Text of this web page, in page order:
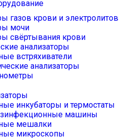
газов крови и электролитов
мочи
свёртывания крови
анализаторы
встряхиватели
анализаторы
инкубаторы и термостаты
машины
мешалки
микроскопы